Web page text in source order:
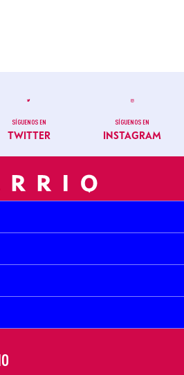
SÍGUENOS EN
TWITTER
SÍGUENOS EN
INSTAGRAM